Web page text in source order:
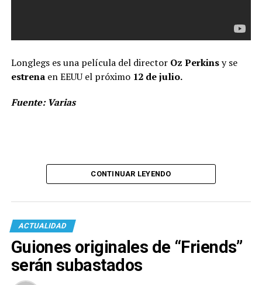
Longlegs es una película del director Oz Perkinsy se
estrenaen EEUU el próximo12 de julio.
Fuente: Varias
CONTINUAR LEYENDO
ACTUALIDAD
Guiones originales de “Friends”
serán subastados